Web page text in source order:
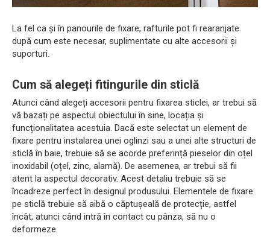
La fel ca și în panourile de fixare, rafturile pot fi rearanjate
după cum este necesar, suplimentate cu alte accesorii și
suporturi.
Cum să alegeți fitingurile din sticlă
Atunci când alegeți accesorii pentru fixarea sticlei, ar trebui să
vă bazați pe aspectul obiectului în sine, locația și
funcționalitatea acestuia. Dacă este selectat un element de
fixare pentru instalarea unei oglinzi sau a unei alte structuri de
sticlă în baie, trebuie să se acorde preferință pieselor din oțel
inoxidabil (oțel, zinc, alamă). De asemenea, ar trebui să fii
atent la aspectul decorativ. Acest detaliu trebuie să se
încadreze perfect în designul produsului. Elementele de fixare
pe sticlă trebuie să aibă o căptușeală de protecție, astfel
încât, atunci când intră în contact cu pânza, să nu o
deformeze.